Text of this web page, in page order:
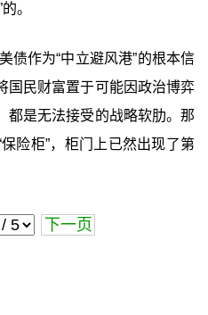
。
债作为“中立避风港”的根本信
国民财富置于可能因政治博弈
都是无法接受的战略软肋。那
险柜”，柜门上已然出现了第
下一页